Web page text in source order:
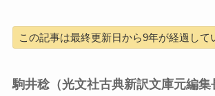
この記事は最終更新日から9年が経過して
駒井稔（光文社古典新訳文庫元編